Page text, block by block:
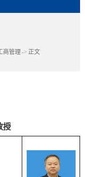
商管理 -> 正文
授